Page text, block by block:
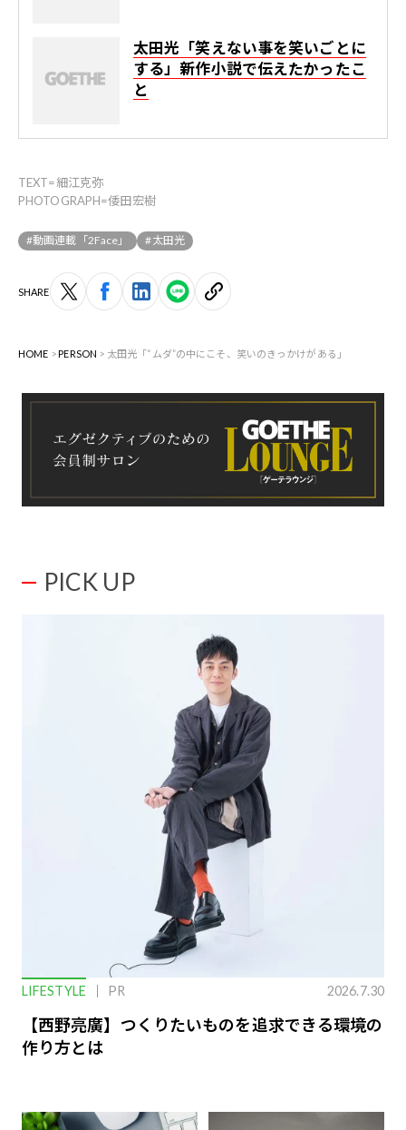
太田光「笑えない事を笑いごとに
する」新作小説で伝えたかったこ
と
TEXT=細江克弥
PHOTOGRAPH=倭田宏樹
#動画連載「2Face」 #太田光
SHARE
HOME PERSON 太田光「“ムダ”の中にこそ、笑いのきっかけがある」
PICK UP
LIFESTYLE PR 2026.7.30
【西野亮廣】つくりたいものを追求できる環境の
作り方とは